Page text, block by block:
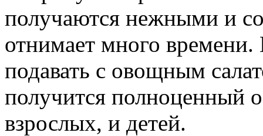
получаются нежными и
отнимает много
подавать с овощным
получится полноценный
взрослых, и детей.